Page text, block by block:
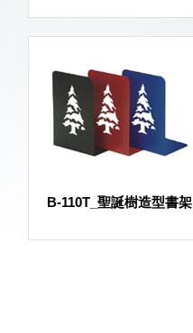
B-110T_聖誕樹造型書架